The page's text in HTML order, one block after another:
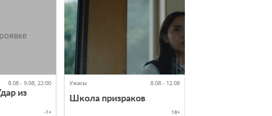
8.08 - 9.08, 22:00
из
-1+
Ужасы 8.08 - 12.08
Школа призраков
18+